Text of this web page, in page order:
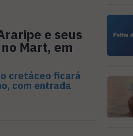
e seus
Mart, em
cretáceo ficará
com entrada